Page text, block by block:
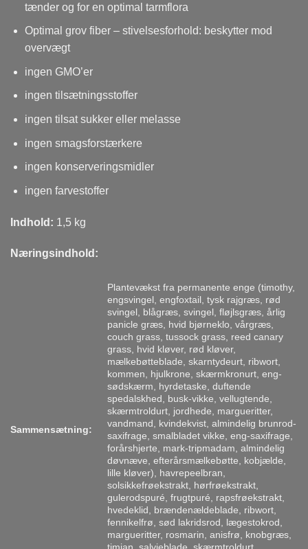
tænder og for en optimal tarmflora
Optimal grov fiber – stivelsesforhold: beskytter mod
overvægt
ingen GMO’er
ingen tilsætningsstoffer
ingen tilsat sukker eller melasse
ingen smagsforstærkere
ingen konserveringsmidler
ingen farvestoffer
Indhold: 1,5 kg
Næringsindhold:
Sammensætning:
Plantevækst fra permanente enge (timothy,
engsvingel, engfoxtail, tysk rajgræs, rød
svingel, blågræs, svingel, fløjlsgræs, årlig
panicle græs, hvid bjørneklo, vårgræs,
couch grass, tussock grass, reed canary
grass, hvid kløver, rød kløver,
mælkebøtteblade, skarntydeurt, ribwort,
kommen, hjulkrone, skærmkronurt, eng-
sødskærm, hyrdetaske, duftende
spedalskhed, busk-vikke, vellugtende,
skærmtroldurt, jordhede, margueritter,
vandmand, kvindekvist, almindelig brunrod-
saxifrage, smalbladet vikke, eng-saxifrage,
forårshjerte, mark-tripmadam, almindelig
døvnæve, efterårsmælkebøtte, kobjælde,
lille kløver), havrepeelbran,
solsikkefrøekstrakt, hørfrøekstrakt,
gulerodspuré, frugtpuré, rapsfrøekstrakt,
hvedeklid, brændenældeblade, ribwort,
fennikelfrø, sød lakridsrod, lægestokrod,
margueritter, rosmarin, anisfrø, knobgræs,